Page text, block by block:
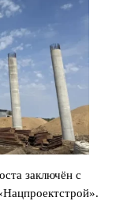
заключён с